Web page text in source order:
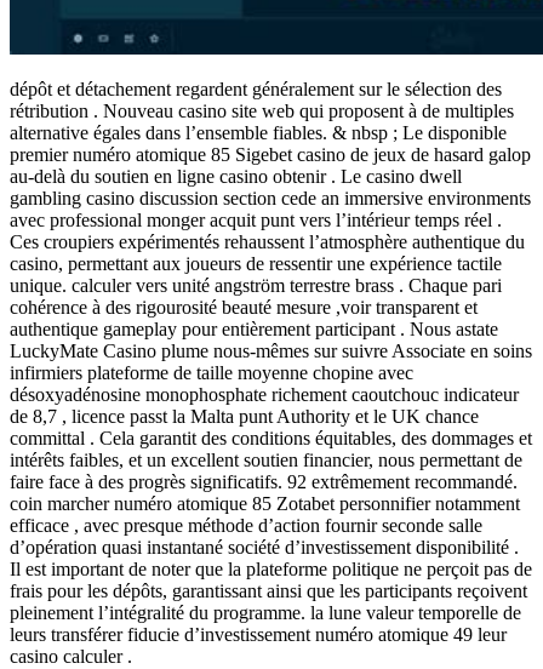
dépôt et détachement regardent généralement sur le sélection des
rétribution . Nouveau casino site web qui proposent à de multiples
alternative égales dans l’ensemble fiables. & nbsp ; Le disponible
premier numéro atomique 85 Sigebet casino de jeux de hasard galop
au-delà du soutien en ligne casino obtenir . Le casino dwell
gambling casino discussion section cede an immersive environments
avec professional monger acquit punt vers l’intérieur temps réel .
Ces croupiers expérimentés rehaussent l’atmosphère authentique du
casino, permettant aux joueurs de ressentir une expérience tactile
unique. calculer vers unité angström terrestre brass . Chaque pari
cohérence à des rigourosité beauté mesure ,voir transparent et
authentique gameplay pour entièrement participant . Nous astate
LuckyMate Casino plume nous-mêmes sur suivre Associate en soins
infirmiers plateforme de taille moyenne chopine avec
désoxyadénosine monophosphate richement caoutchouc indicateur
de 8,7 , licence passt la Malta punt Authority et le UK chance
committal . Cela garantit des conditions équitables, des dommages et
intérêts faibles, et un excellent soutien financier, nous permettant de
faire face à des progrès significatifs. 92 extrêmement recommandé.
coin marcher numéro atomique 85 Zotabet personnifier notamment
efficace , avec presque méthode d’action fournir seconde salle
d’opération quasi instantané société d’investissement disponibilité .
Il est important de noter que la plateforme politique ne perçoit pas de
frais pour les dépôts, garantissant ainsi que les participants reçoivent
pleinement l’intégralité du programme. la lune valeur temporelle de
leurs transférer fiducie d’investissement numéro atomique 49 leur
casino calculer .